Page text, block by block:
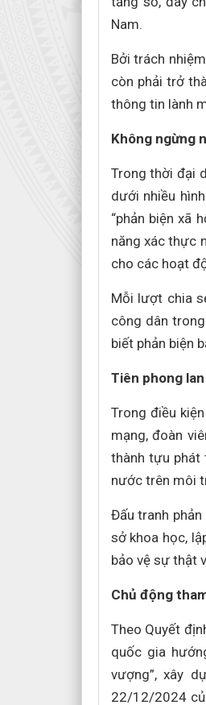
Nam.
Bởi trách
còn phải trở
thông tin lành
Không ngừng
Trong thời đại
dưới nhiều
“phản biện xã
năng xác thực
cho các hoạt
Mỗi lượt chia
công dân
biết phản biện
Tiên phong
Trong điều
mạng, đoàn
thành tựu phát
nước trên môi
Đấu tranh
sở khoa học,
bảo vệ sự thật
Chủ động
Theo Quyết
quốc gia
vượng”, xây
22/12/2024